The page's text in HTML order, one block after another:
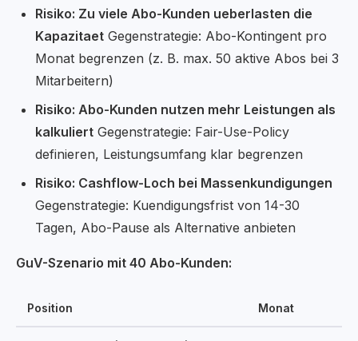
Risiko: Zu viele Abo-Kunden ueberlasten die
Kapazitaet Gegenstrategie: Abo-Kontingent pro
Monat begrenzen (z. B. max. 50 aktive Abos bei 3
Mitarbeitern)
Risiko: Abo-Kunden nutzen mehr Leistungen als
kalkuliert Gegenstrategie: Fair-Use-Policy
definieren, Leistungsumfang klar begrenzen
Risiko: Cashflow-Loch bei Massenkundigungen
Gegenstrategie: Kuendigungsfrist von 14-30
Tagen, Abo-Pause als Alternative anbieten
GuV-Szenario mit 40 Abo-Kunden:
Position Monat